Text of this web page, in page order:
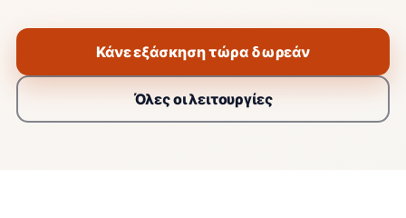
Κάνε εξάσκηση τώρα δωρεάν
Όλες οι λειτουργίες